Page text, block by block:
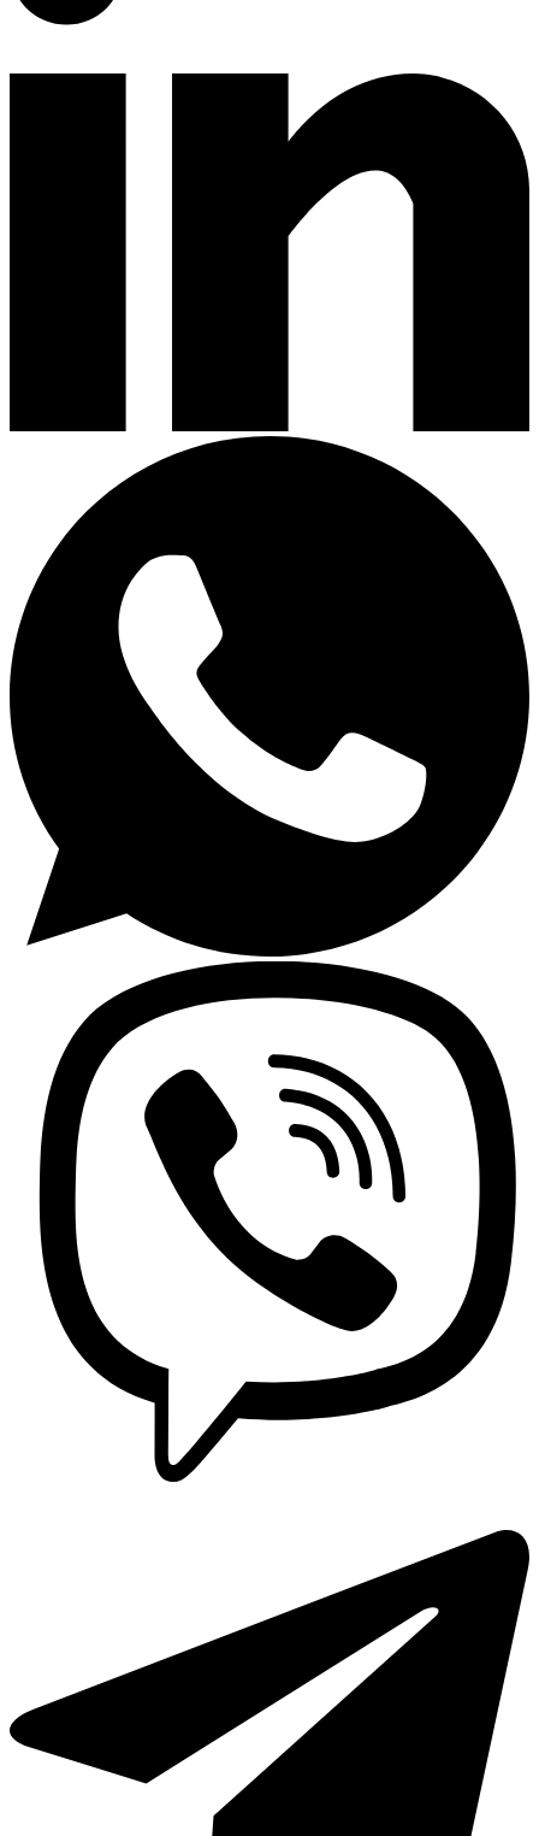
Campanas de Cocina
Lavaplatos y Accesorios